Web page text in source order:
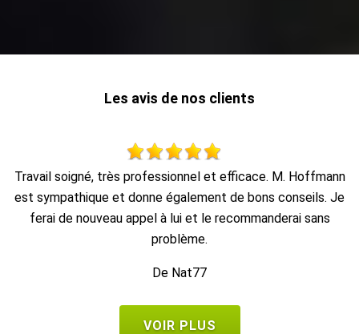
Les avis de nos clients
Travail propre et rapide, et enlèvement des déchets.
De Seb
VOIR PLUS